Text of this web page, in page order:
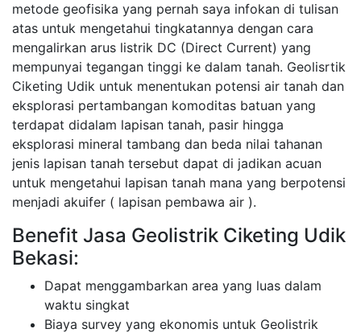
metode geofisika yang pernah saya infokan di tulisan
atas untuk mengetahui tingkatannya dengan cara
mengalirkan arus listrik DC (Direct Current) yang
mempunyai tegangan tinggi ke dalam tanah. Geolisrtik
Ciketing Udik untuk menentukan potensi air tanah dan
eksplorasi pertambangan komoditas batuan yang
terdapat didalam lapisan tanah, pasir hingga
eksplorasi mineral tambang dan beda nilai tahanan
jenis lapisan tanah tersebut dapat di jadikan acuan
untuk mengetahui lapisan tanah mana yang berpotensi
menjadi akuifer ( lapisan pembawa air ).
Benefit Jasa Geolistrik Ciketing Udik
Bekasi:
Dapat menggambarkan area yang luas dalam
waktu singkat
Biaya survey yang ekonomis untuk Geolistrik